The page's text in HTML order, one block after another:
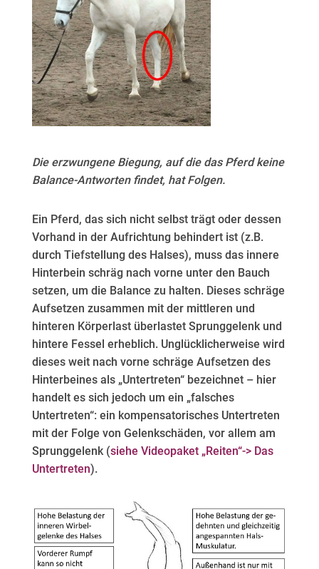
Die erzwungene Biegung, auf die das Pferd keine
Balance-Antworten findet, hat Folgen.
Ein Pferd, das sich nicht selbst trägt oder dessen
Vorhand in der Aufrichtung behindert ist (z.B.
durch Tiefstellung des Halses), muss das innere
Hinterbein schräg nach vorne unter den Bauch
setzen, um die Balance zu halten. Dieses schräge
Aufsetzen zusammen mit der mittleren und
hinteren Körperlast überlastet Sprunggelenk und
hintere Fessel erheblich. Unglücklicherweise wird
dieses weit nach vorne schräge Aufsetzen des
Hinterbeines als „Untertreten“ bezeichnet – hier
handelt es sich jedoch um ein „falsches
Untertreten“: ein kompensatorisches Untertreten
mit der Folge von Gelenkschäden, vor allem am
Sprunggelenk (siehe Videopaket „Reiten“-> Das
Untertreten).